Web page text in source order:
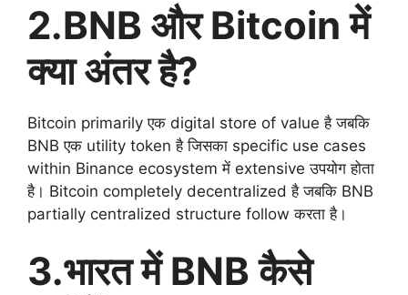
2.BNB और Bitcoin में
क्या अंतर है?
Bitcoin primarily एक digital store of value है जबकि
BNB एक utility token है जिसका specific use cases
within Binance ecosystem में extensive उपयोग होता
है। Bitcoin completely decentralized है जबकि BNB
partially centralized structure follow करता है।
3.भारत में BNB कैसे